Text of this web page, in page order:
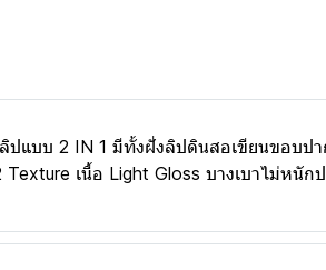
แบบ 2 IN 1 มีทั้งฝั่งลิปดินสอเขียนขอบปา
เนื้อ Light Gloss บางเบาไม่หนั